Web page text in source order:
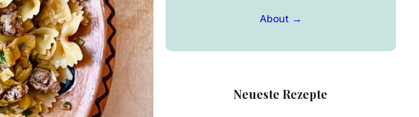
About →
Neueste Rezepte